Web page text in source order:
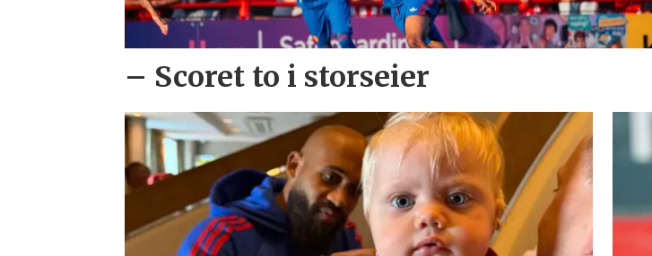
– Scoret to i storseier